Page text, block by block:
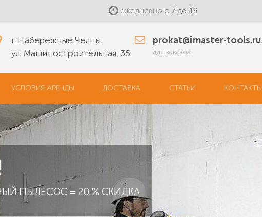
ежедневно с 7 до 19
г. Набережные Челны
ул. Машиностроительная, 35
prokat@imaster-tools.ru
для заказов
УСЛОВИЯ АРЕНДЫ ДОСТАВКА СТАТЬИ КОНТАКТЫ
ПЫЛЕСОС = 20 % СКИДКА